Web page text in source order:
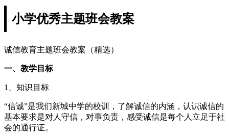
小学优秀主题班会教案
诚信教育主题班会教案（精选）
一、教学目标
1、知识目标
“信诚”是我们新城中学的校训，了解诚信的内涵，认识诚信的
基本要求是对人守信，对事负责，感受诚信是每个人立足于社
会的通行证。